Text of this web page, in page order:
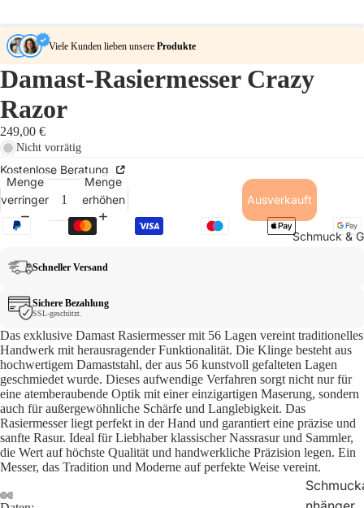
Schmuck &
Viele Kunden lieben unsere Produkte
Damast-Rasiermesser Crazy
Razor
249,00 €
Nicht vorrätig
Kostenlose Beratung
Menge
verringern
Menge
erhöhen
Ausverkauft
Schneller Versand
Sichere Bezahlung
SSL-geschützt.
Das exklusive Damast Rasiermesser mit 56 Lagen vereint traditionelles
Handwerk mit herausragender Funktionalität. Die Klinge besteht aus
hochwertigem Damaststahl, der aus 56 kunstvoll gefalteten Lagen
geschmiedet wurde. Dieses aufwendige Verfahren sorgt nicht nur für
eine atemberaubende Optik mit einer einzigartigen Maserung, sondern
auch für außergewöhnliche Schärfe und Langlebigkeit. Das
Rasiermesser liegt perfekt in der Hand und garantiert eine präzise und
sanfte Rasur. Ideal für Liebhaber klassischer Nassrasur und Sammler,
die Wert auf höchste Qualität und handwerkliche Präzision legen. Ein
Messer, das Tradition und Moderne auf perfekte Weise vereint.